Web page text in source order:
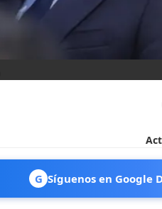
G Síguenos en Google